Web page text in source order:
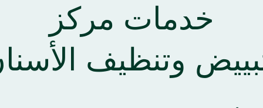
خدمات مركز
وتنظيف